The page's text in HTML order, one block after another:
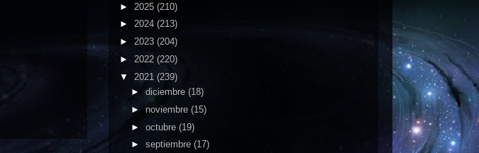
► 2025 (210)
► 2024 (213)
► 2023 (204)
► 2022 (220)
▼ 2021 (239)
► diciembre (18)
► noviembre (15)
► octubre (19)
► septiembre (17)